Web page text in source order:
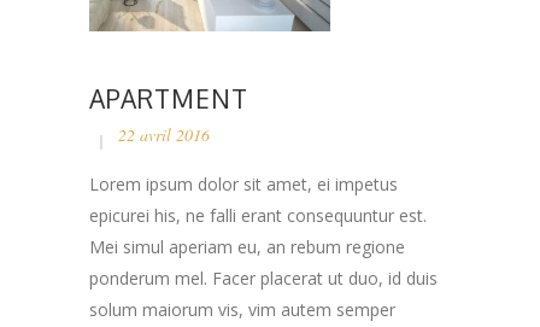
APARTMENT
22 avril 2016
Lorem ipsum dolor sit amet, ei impetus
epicurei his, ne falli erant consequuntur est.
Mei simul aperiam eu, an rebum regione
ponderum mel. Facer placerat ut duo, id duis
solum maiorum vis, vim autem semper